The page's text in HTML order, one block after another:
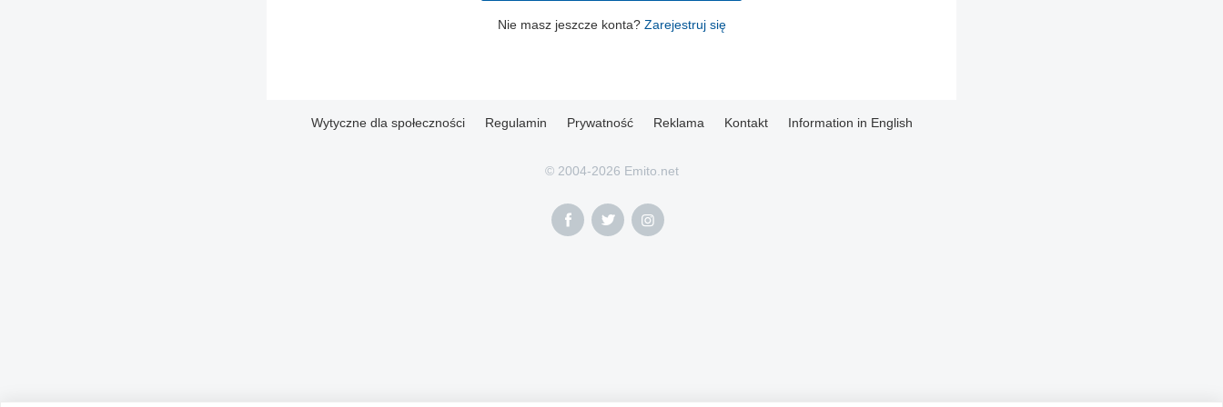
Nie masz jeszcze konta? Zarejestruj się
Wytyczne dla społeczności Regulamin Prywatność Reklama Kontakt Information in English
© 2004-2026 Emito.net